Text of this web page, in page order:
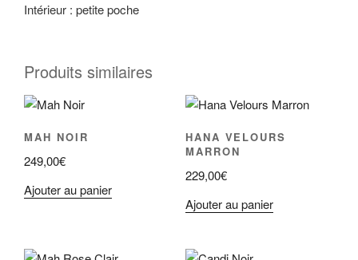
Intérieur : petite poche
Produits similaires
MAH NOIR
249,00€
Ajouter au panier
HANA VELOURS
MARRON
229,00€
Ajouter au panier